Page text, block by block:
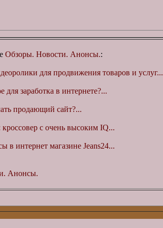
Обзоры. Новости. Анонсы.:
для продвижения товаров и услуг...
для заработка в интернете?...
продающий сайт?...
кроссовер с очень высоким IQ...
в интернет магазине Jeans24...
Анонсы.